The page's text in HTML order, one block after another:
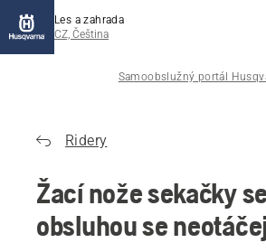
Les a zahrada
CZ, Čeština
Samoobslužný portál
Ridery
Žací nože sekačky
obsluhou se